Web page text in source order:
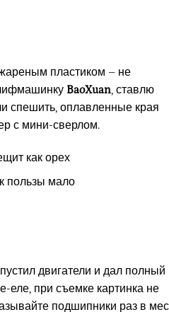
пластиком – не
BaoXuan, ставлю
спешить, оплавленные края
с мини-сверлом.
как орех
пользы мало
двигатели и дал полный
еле, при съемке картинка не
подшипники раз в